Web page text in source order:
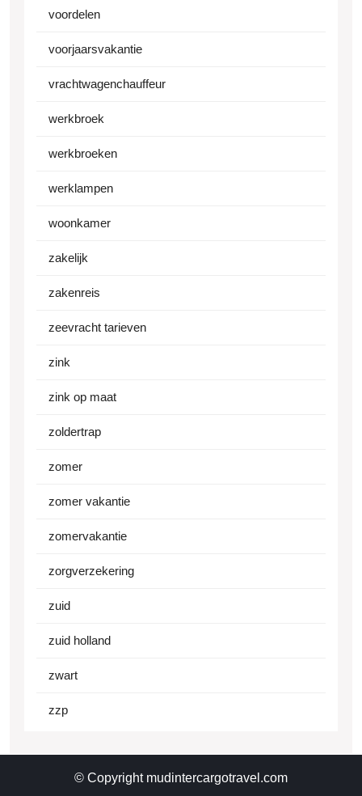
voordelen
voorjaarsvakantie
vrachtwagenchauffeur
werkbroek
werkbroeken
werklampen
woonkamer
zakelijk
zakenreis
zeevracht tarieven
zink
zink op maat
zoldertrap
zomer
zomer vakantie
zomervakantie
zorgverzekering
zuid
zuid holland
zwart
zzp
© Copyright mudintercargotravel.com